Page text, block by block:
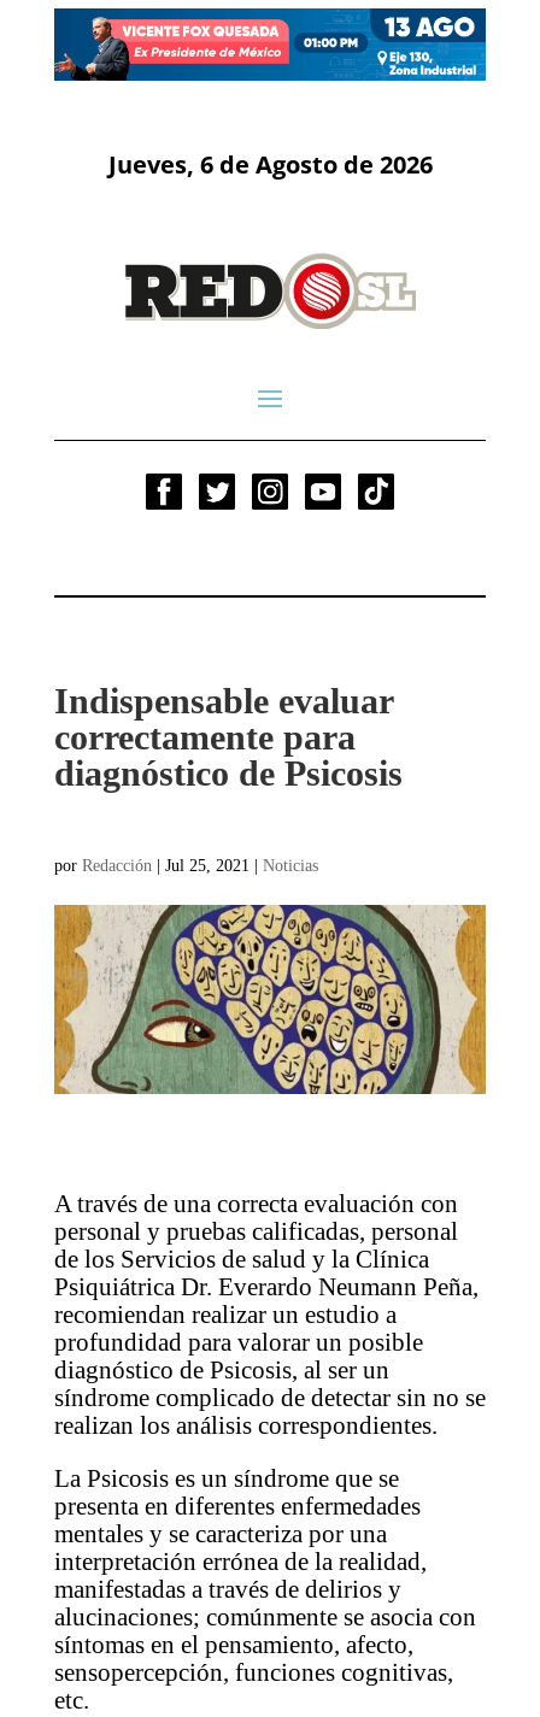
Jueves, 6 de Agosto de 2026
Indispensable evaluar
correctamente para
diagnóstico de Psicosis
por Redacción | Jul 25, 2021 | Noticias
A través de una correcta evaluación con
personal y pruebas calificadas, personal
de los Servicios de salud y la Clínica
Psiquiátrica Dr. Everardo Neumann Peña,
recomiendan realizar un estudio a
profundidad para valorar un posible
diagnóstico de Psicosis, al ser un
síndrome complicado de detectar sin no se
realizan los análisis correspondientes.
La Psicosis es un síndrome que se
presenta en diferentes enfermedades
mentales y se caracteriza por una
interpretación errónea de la realidad,
manifestadas a través de delirios y
alucinaciones; comúnmente se asocia con
síntomas en el pensamiento, afecto,
sensopercepción, funciones cognitivas,
etc.